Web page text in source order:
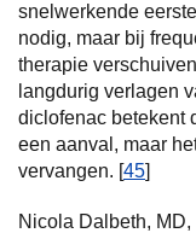
snelwerkende
nodig, maar bij
therapie
langdurig verlagen
diclofenac betekent
een aanval, maar
vervangen. [45]
Nicola Dalbeth,